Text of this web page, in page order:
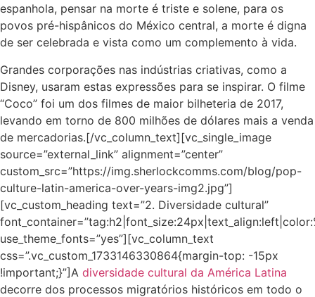
espanhola, pensar na morte é triste e solene, para os
povos pré-hispânicos do México central, a morte é digna
de ser celebrada e vista como um complemento à vida.
Grandes corporações nas indústrias criativas, como a
Disney, usaram estas expressões para se inspirar. O filme
“Coco” foi um dos filmes de maior bilheteria de 2017,
levando em torno de 800 milhões de dólares mais a venda
de mercadorias.[/vc_column_text][vc_single_image
source=”external_link” alignment=”center”
custom_src=”https://img.sherlockcomms.com/blog/pop-
culture-latin-america-over-years-img2.jpg”]
[vc_custom_heading text=”2. Diversidade cultural”
use_theme_fonts=”yes”][vc_column_text
css=”.vc_custom_1733146330864{margin-top: -15px
!important;}”]A diversidade cultural da América Latina
decorre dos processos migratórios históricos em todo o